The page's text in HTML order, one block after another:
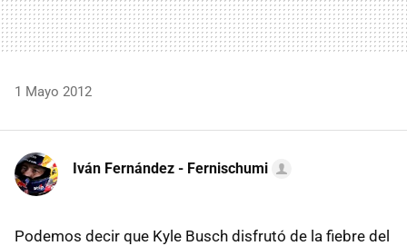
1 Mayo 2012
Iván Fernández - Fernischumi
Podemos decir que Kyle Busch disfrutó de la fiebre del